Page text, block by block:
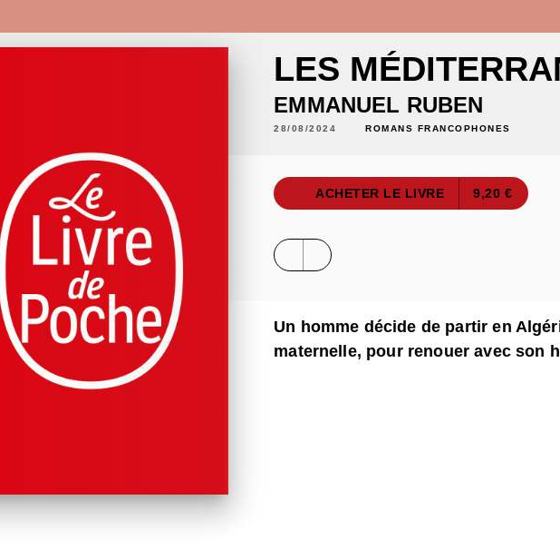
LES
EMMANUEL RUBEN
28/08/2024 ROMANS FRANCOPHONES
ACHETER LE LIVRE 9,20 €
Un homme décide de partir en
maternelle, pour renouer avec son